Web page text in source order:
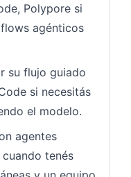
Polypore si
agénticos
su flujo guiado
si necesitás
el modelo.
agentes
tenés